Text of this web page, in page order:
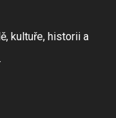
kultuře, historii a